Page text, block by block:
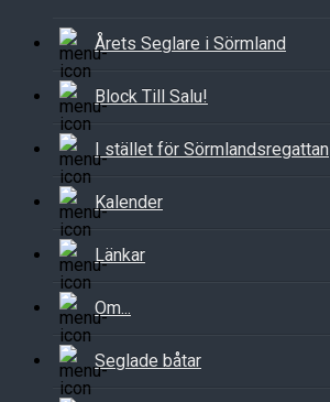
Årets Seglare i Sörmland
Block Till Salu!
I stället för Sörmlandsregattan
Kalender
Länkar
Om...
Seglade båtar